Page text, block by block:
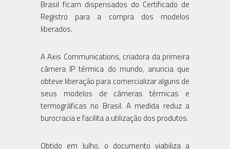
Brasil ficam dispensados do Certificado de
Registro para a compra dos modelos
liberados.
A Axis Communications, criadora da primeira
câmera IP térmica do mundo, anuncia que
obteve liberação para comercializar alguns de
seus modelos de câmeras térmicas e
termográficas no Brasil. A medida reduz a
burocracia e facilita a utilização dos produtos.
Obtido em Julho, o documento viabiliza a